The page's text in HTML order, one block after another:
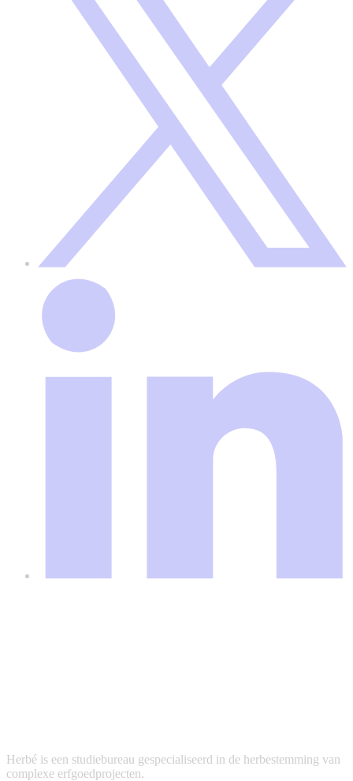
Herbé is een studiebureau gespecialiseerd in de herbestemming van
complexe erfgoedprojecten.